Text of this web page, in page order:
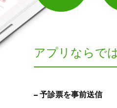
アプリならで
予診票を事前送信